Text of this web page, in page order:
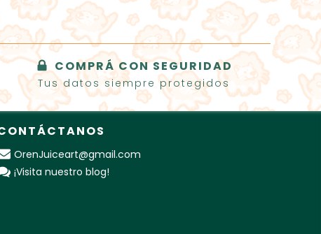
COMPRÁ CON SEGURIDAD
Tus datos siempre protegidos
OrenJuiceart@gmail.com
¡Visita nuestro blog!